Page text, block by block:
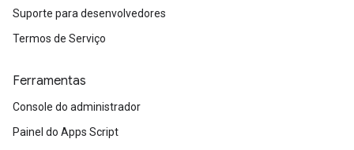
Suporte para desenvolvedores
Termos de Serviço
Ferramentas
Console do administrador
Painel do Apps Script